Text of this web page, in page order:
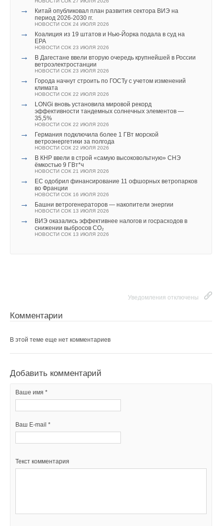
→
Китай опубликовал план развития сектора ВИЭ на
период 2026-2030 гг.
НОВОСТИ СОК 24 ИЮЛЯ 2026
→
Коалиция из 19 штатов и Нью-Йорка подала в суд на
EPA
НОВОСТИ СОК 23 ИЮЛЯ 2026
→
В Дагестане ввели вторую очередь крупнейшей в России
ветроэлектростанции
НОВОСТИ СОК 23 ИЮЛЯ 2026
→
Города начнут строить по ГОСТу с учетом изменений
климата
НОВОСТИ СОК 22 ИЮЛЯ 2026
→
LONGi вновь установила мировой рекорд
эффективности тандемных солнечных элементов —
35,5%
НОВОСТИ СОК 22 ИЮЛЯ 2026
→
Германия подключила более 1 ГВт морской
ветроэнергетики за полгода
НОВОСТИ СОК 22 ИЮЛЯ 2026
→
В КНР ввели в строй «самую высоковольтную» СНЭ
ёмкостью 9 ГВт*ч
НОВОСТИ СОК 21 ИЮЛЯ 2026
→
ЕС одобрил финансирование 11 офшорных ветропарков
во Франции
НОВОСТИ СОК 16 ИЮЛЯ 2026
→ Башни ветрогенераторов — накопители энергии
НОВОСТИ СОК 13 ИЮЛЯ 2026
→
ВИЭ оказались эффективнее налогов и госрасходов в
снижении выбросов CO₂
НОВОСТИ СОК 13 ИЮЛЯ 2026
Уведомления отключены
Комментарии
В этой теме еще нет комментариев
Добавить комментарий
Ваше имя *
Ваш E-mail *
Текст комментария